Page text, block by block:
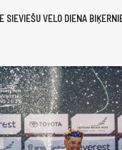
SIEVIEŠU VELO DIENA